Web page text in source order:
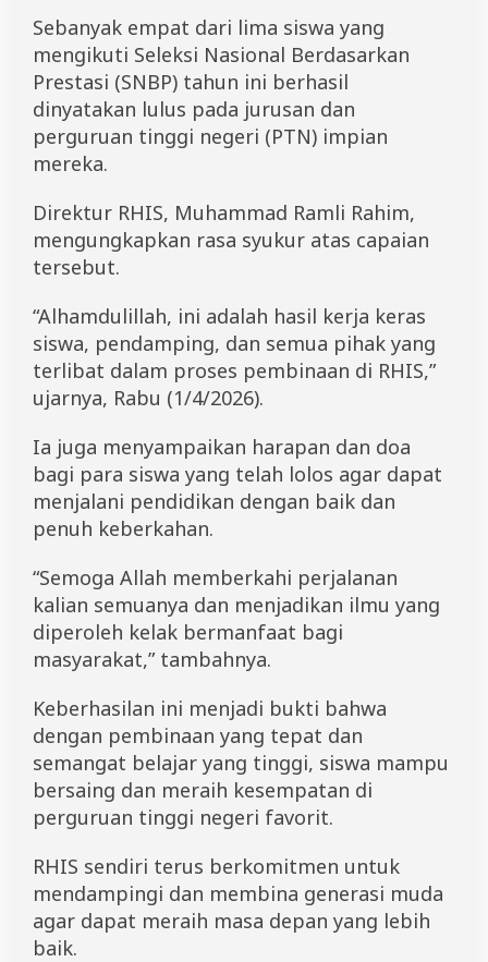
2
6
J
u
r
u
n
B
a
M
a
n
d
r
n
h
i
n
g
a
l
m
e
l
a
u
t
a
Sebanyak empat dari lima siswa yang
mengikuti Seleksi Nasional Berdasarkan
Prestasi (SNBP) tahun ini berhasil
dinyatakan lulus pada jurusan dan
perguruan tinggi negeri (PTN) impian
mereka.
Direktur RHIS, Muhammad Ramli Rahim,
mengungkapkan rasa syukur atas capaian
tersebut.
“Alhamdulillah, ini adalah hasil kerja keras
siswa, pendamping, dan semua pihak yang
terlibat dalam proses pembinaan di RHIS,”
ujarnya, Rabu (1/4/2026).
Ia juga menyampaikan harapan dan doa
bagi para siswa yang telah lolos agar dapat
menjalani pendidikan dengan baik dan
penuh keberkahan.
“Semoga Allah memberkahi perjalanan
kalian semuanya dan menjadikan ilmu yang
diperoleh kelak bermanfaat bagi
masyarakat,” tambahnya.
Keberhasilan ini menjadi bukti bahwa
dengan pembinaan yang tepat dan
semangat belajar yang tinggi, siswa mampu
bersaing dan meraih kesempatan di
perguruan tinggi negeri favorit.
RHIS sendiri terus berkomitmen untuk
mendampingi dan membina generasi muda
agar dapat meraih masa depan yang lebih
baik.